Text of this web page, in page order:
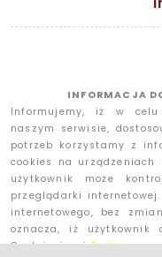
INFORMACJA
Informujemy, iż w
naszym serwisie,
potrzeb korzystamy z
cookies na urządzeniach
użytkownik może
przeglądarki
internetowego, bez
oznacza, iż użytkownik
Czytaj więcejPolityka